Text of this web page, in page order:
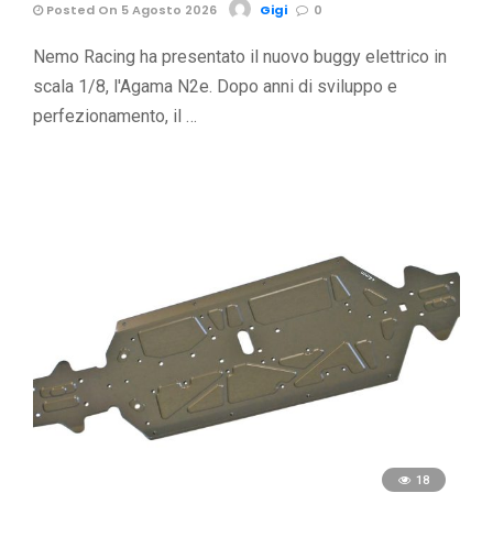
Posted On 5 Agosto 2026 Gigi 0
Nemo Racing ha presentato il nuovo buggy elettrico in
scala 1/8, l'Agama N2e. Dopo anni di sviluppo e
perfezionamento, il …
18